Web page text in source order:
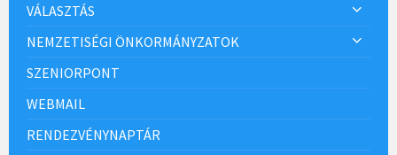
VÁLASZTÁS
NEMZETISÉGI ÖNKORMÁNYZATOK
SZENIORPONT
WEBMAIL
RENDEZVÉNYNAPTÁR